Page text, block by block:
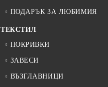
ПОДАРЪК ЗА ЛЮБИМИЯ
ТЕКСТИЛ
ПОКРИВКИ
ЗАВЕСИ
ВЪЗГЛАВНИЦИ